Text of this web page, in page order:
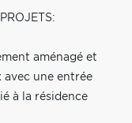
aménagé et
une entrée
à la résidence